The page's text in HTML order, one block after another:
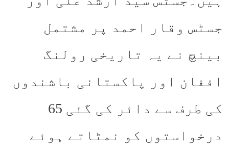
جسٹس وقار احمد پر مشتمل
بینچ نے یہ تاریخی رولنگ
افغان اور پاکستانی باشندوں
کی طرف سے دائر کی گئی 65
درخواستوں کو نمٹاتے ہوئے